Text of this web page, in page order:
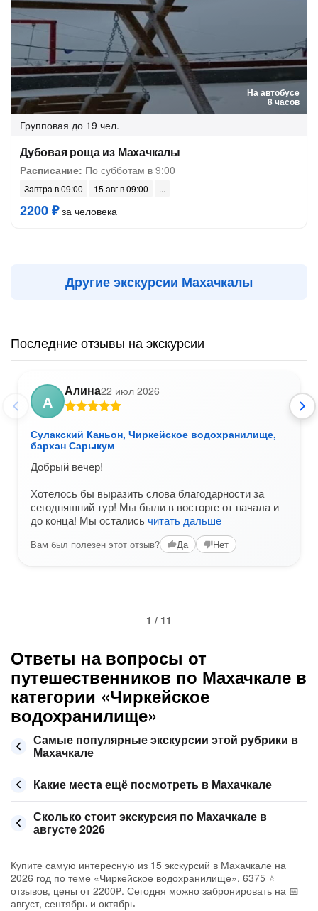
На автобусе
8 часов
Групповая до 19 чел.
Дубовая роща из Махачкалы
Расписание: По субботам в 9:00
Завтра в 09:00 15 авг в 09:00
2200 ₽за человека
Другие экскурсии Махачкалы
Последние отзывы на экскурсии
А
Алина22 июл 2026
Сулакский Каньон, Чиркейское водохранилище,
бархан Сарыкум
Добрый вечер!
Хотелось бы выразить слова благодарности за
сегодняшний тур! Мы были в восторге от начала и
до конца! Мы осталисьчитать дальше
Вам был полезен этот отзыв? Да Нет
1 / 11
Ответы на вопросы от
путешественников по Махачкале в
категории «Чиркейское
водохранилище»
Самые популярные экскурсии этой рубрики в
Махачкале
Какие места ещё посмотреть в Махачкале
Сколько стоит экскурсия по Махачкале в
августе 2026
Купите самую интересную из 15 экскурсий в Махачкале на
2026 год по теме «Чиркейское водохранилище», 6375 ⭐
отзывов, цены от 2200₽. Сегодня можно забронировать на 📅
август, сентябрь и октябрь